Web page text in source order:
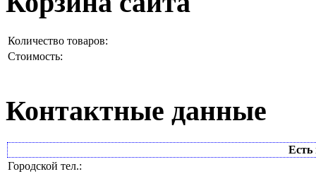
Количество товаров:
Стоимость:
Контактные данные
Есть
Городской тел.: